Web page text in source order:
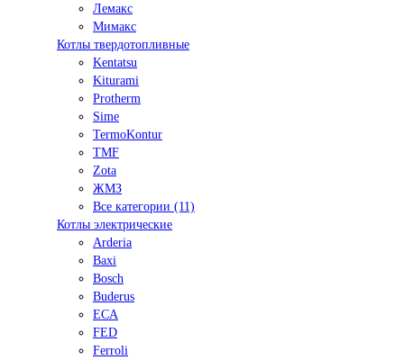
Лемакс
Мимакс
Котлы твердотопливные
Kentatsu
Kiturami
Protherm
Sime
TermoKontur
TMF
Zota
ЖМЗ
Все категории (11)
Котлы электрические
Arderia
Baxi
Bosch
Buderus
ECA
FED
Ferroli